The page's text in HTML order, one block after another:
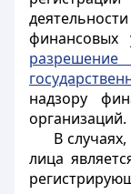
финансовых
надзору
организаций.
В
лица